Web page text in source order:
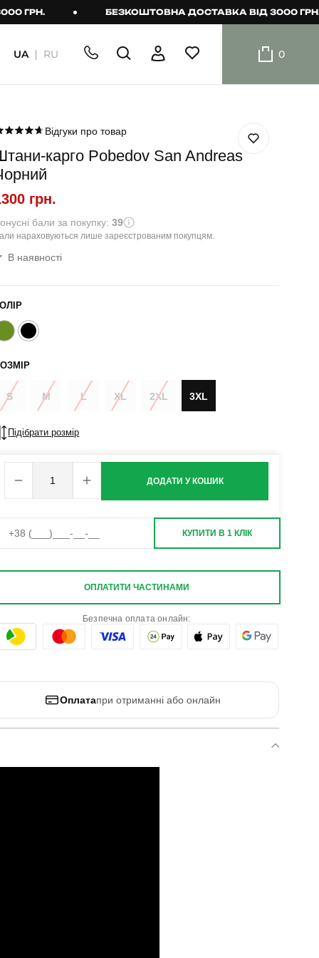
БЕЗКОШТОВНА ДОСТАВКА ВІД 3000 ГРН.
шорти
Шорти
UA RU 0
Відгуки про товар
карго Pobedov San Andreas
грн.
бали за покупку:39
нараховуються лише зареєстрованим покупцям.
В наявності
S M L XL 2XL 3XL
Підібрати розмір
ДОДАТИ У КОШИК
КУПИТИ В 1 КЛІК
ОПЛАТИТИ ЧАСТИНАМИ
Безпечна оплата онлайн:
Оплатапри отриманні або онлайн